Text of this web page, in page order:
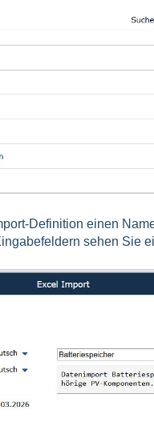
Definition einen
sehen Sie